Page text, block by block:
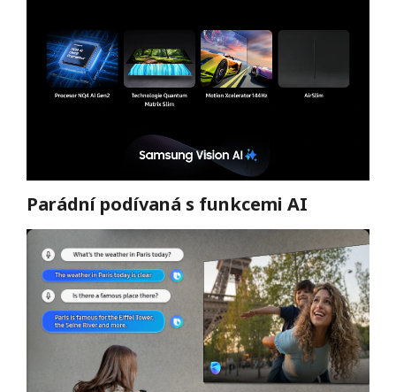
Parádní podívaná s funkcemi AI